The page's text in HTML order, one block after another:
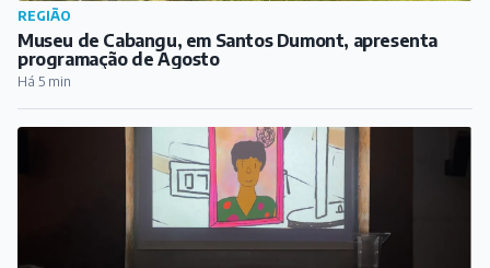
REGIÃO
Museu de Cabangu, em Santos Dumont, apresenta
programação de Agosto
Há 5 min